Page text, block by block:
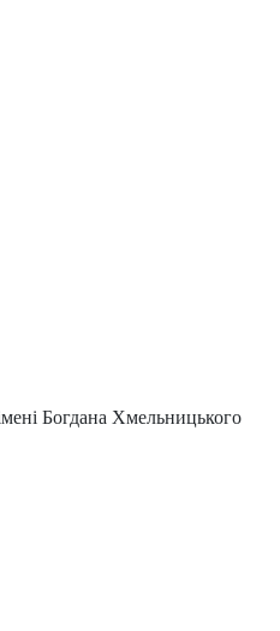
Богдана Хмельницького